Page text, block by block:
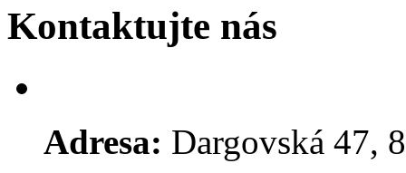
Kontaktujte nás
Adresa: Dargovská 47,